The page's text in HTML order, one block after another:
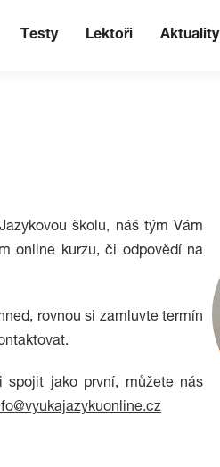
Testy Lektoři Aktuality
školu, náš tým Vám
online kurzu, či odpovědí na
rovnou si zamluvte termín
spojit jako první, můžete nás